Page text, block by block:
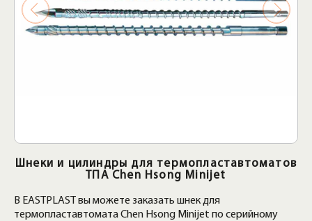
Шнеки и цилиндры для термопластавтоматов
ТПА Chen Hsong Minijet
В EASTPLAST вы можете заказать шнек для
термопластавтомата Chen Hsong Minijet по серийному